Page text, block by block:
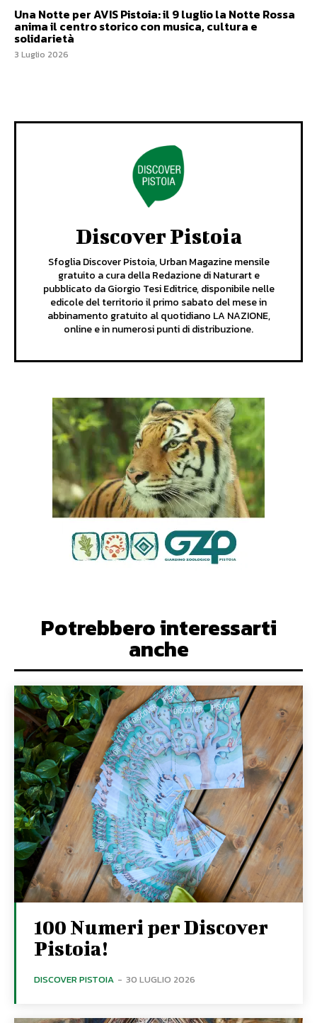
Una Notte per AVIS Pistoia: il 9 luglio la Notte Rossa
anima il centro storico con musica, cultura e
solidarietà
3 Luglio 2026
Discover Pistoia
Sfoglia Discover Pistoia, Urban Magazine mensile
gratuito a cura della Redazione di Naturart e
pubblicato da Giorgio Tesi Editrice, disponibile nelle
edicole del territorio il primo sabato del mese in
abbinamento gratuito al quotidiano LA NAZIONE,
online e in numerosi punti di distribuzione.
Potrebbero interessarti
anche
100 Numeri per Discover
Pistoia!
DISCOVER PISTOIA - 30 LUGLIO 2026